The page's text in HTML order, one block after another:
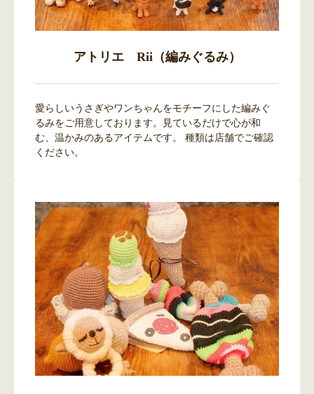
アトリエ Rii（編みぐるみ）
愛らしいうさぎやワンちゃんをモチーフにした編みぐ
るみをご用意しております。見ているだけで心が和
む、温かみのあるアイテムです。 種類は店舗でご確認
ください。